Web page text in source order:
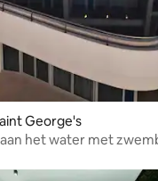
George's
het water met